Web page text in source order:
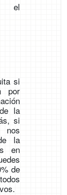
el
si
por
la
si
la
en
de